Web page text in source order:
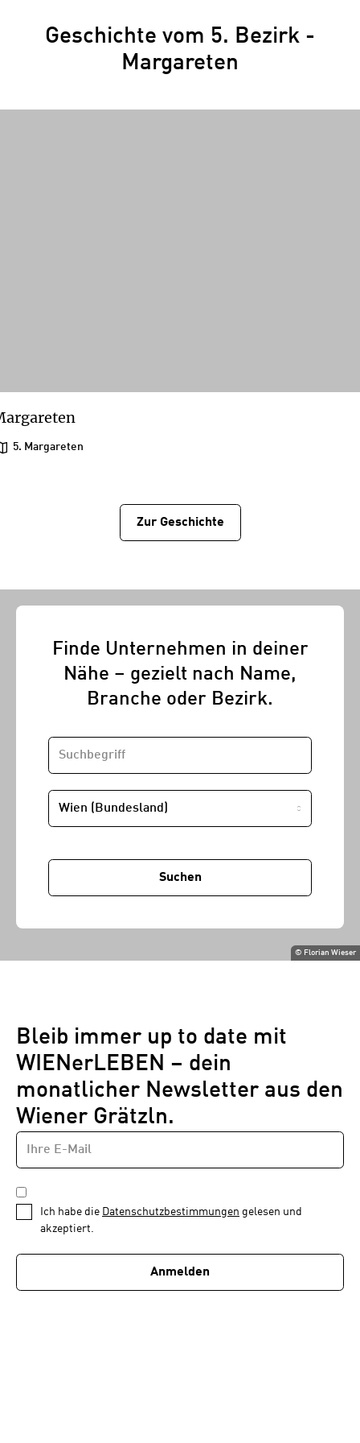
Geschichte vom 5. Bezirk -
Margareten
5. Margareten
Zur Geschichtе
© Florian Wieser
Finde Unternehmen in deiner
Nähe – gezielt nach Name,
Branche oder Bezirk.
SUCHBEGRIFF
STANDORT
Suchen
Bleib immer up to date mit
WIENerLEBEN – dein
monatlicher Newsletter aus den
Wiener Grätzln.
Newsletter
1
von
E-
MAIL-
ADRESSE
DATENSCHUTZBESTIMMUNGEN
*
Ich habe die Datenschutzbestimmungen gelesen und
akzeptiert.
Anmelden